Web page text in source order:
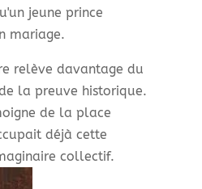
jeune prince
mariage.
relève davantage du
la preuve historique.
de la place
déjà cette
collectif.